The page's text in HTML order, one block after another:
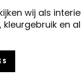
wij als
kleurgebruik en